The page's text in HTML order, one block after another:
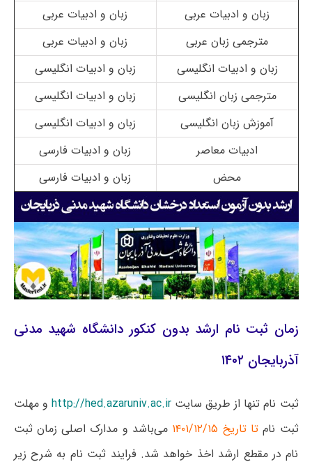
زبان و ادبیات عربی
زبان و ادبیات عربی
مترجمی زبان عربی
زبان و ادبیات عربی
زبان و ادبیات انگلیسی
زبان و ادبیات انگلیسی
مترجمی زبان انگلیسی
زبان و ادبیات انگلیسی
آموزش زبان انگلیسی
زبان و ادبیات انگلیسی
ادبیات معاصر
زبان و ادبیات فارسی
محض
زبان و ادبیات فارسی
زمان ثبت نام ارشد بدون کنکور دانشگاه شهید مدنی
آذربایجان ۱۴۰۲
ثبت نام تنها از طریق سایتhttp://hed.azaruniv.ac.ir و مهلت
ثبت نامتا تاریخ ۱۴۰۱/۱۲/۱۵
می‌باشد و مدارک اصلی زمان ثبت
نام در مقطع ارشد اخذ خواهد شد. فرایند ثبت نام به شرح زیر